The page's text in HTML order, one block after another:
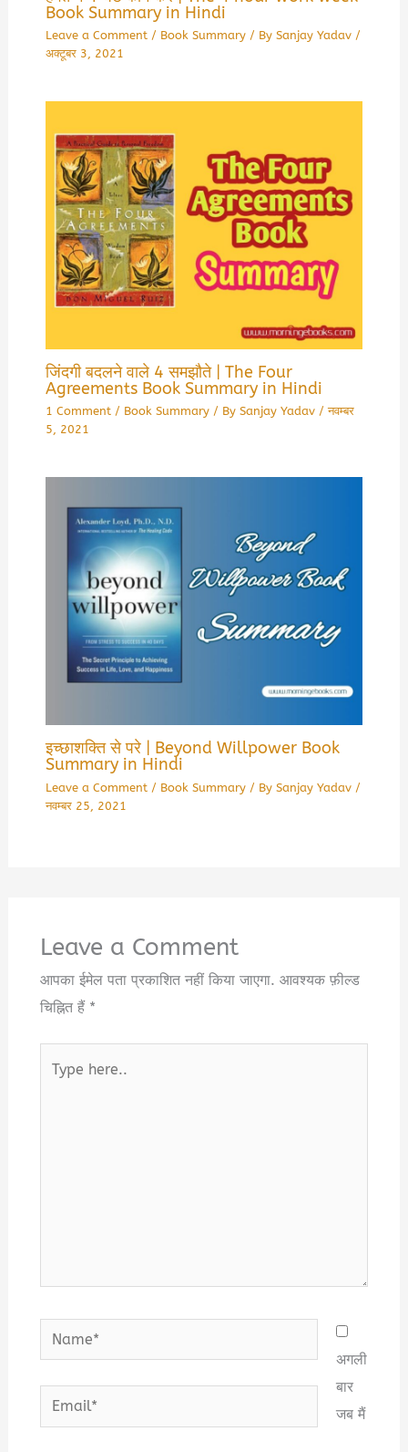
Book Summary in Hindi
Leave a Comment / Book Summary/ By Sanjay Yadav /
अक्टूबर 3, 2021
जिंदगी बदलने वाले 4 समझौते | The Four
Agreements Book Summary in Hindi
1 Comment / Book Summary/ By Sanjay Yadav /नवम्बर
5, 2021
इच्छाशक्ति से परे | Beyond Willpower Book
Summary in Hindi
Leave a Comment / Book Summary/ By Sanjay Yadav /
नवम्बर 25, 2021
Leave a Comment
आपका ईमेल पता प्रकाशित नहीं किया जाएगा. आवश्यक फ़ील्ड
चिह्नित हैं *
here..
Name*
Email*
अगली
बार
जब मैं